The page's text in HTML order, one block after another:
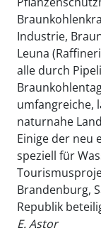
Industrie,
Leuna
alle durch
umfangreiche,
naturnahe
Einige der neu
speziell für
Brandenburg,
Republik
E. Astor